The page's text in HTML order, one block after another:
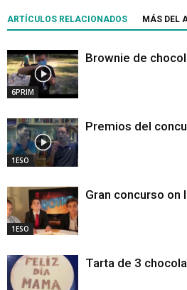
ARTÍCULOS RELACIONADOS MÁS DEL
6PRIM
Brownie de
1ESO
Premios del
1ESO
Gran concurso on
Tarta de 3